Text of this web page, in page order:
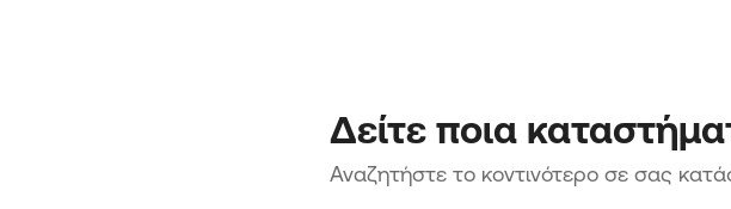
Δείτε ποια
Αναζητήστε το κοντινότερο σε σας